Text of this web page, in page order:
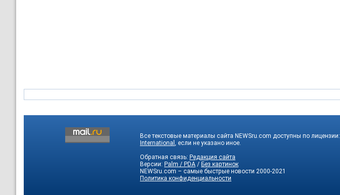
Все текстовые материалы сайта NEWSru.com доступны по лицензии:
International , если не указано иное.
Обратная связь: Редакция сайта
Версии: Palm / PDA / Без картинок
NEWSru.com – самые быстрые новости 2000-2021
Политика конфиденциальности